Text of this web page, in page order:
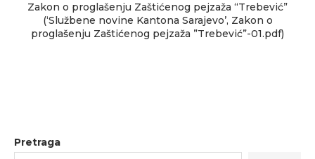
Zakon o proglašenju Zaštićenog pejzaža “Trebević”
(‘Službene novine Kantona Sarajevo’, Zakon o
proglašenju Zaštićenog pejzaža ”Trebević”-01.pdf)
Pretraga